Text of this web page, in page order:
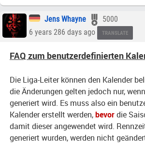
Jens Whayne
5000
6 years 286 days ago
TRANSLATE
FAQ zum benutzerdefinierten
Die Liga-Leiter können den Kalender
die Änderungen gelten jedoch nur,
generiert wird. Es muss also ein
Kalender erstellt werden,bevordie
damit dieser angewendet wird.
generiert wurden, werden nicht